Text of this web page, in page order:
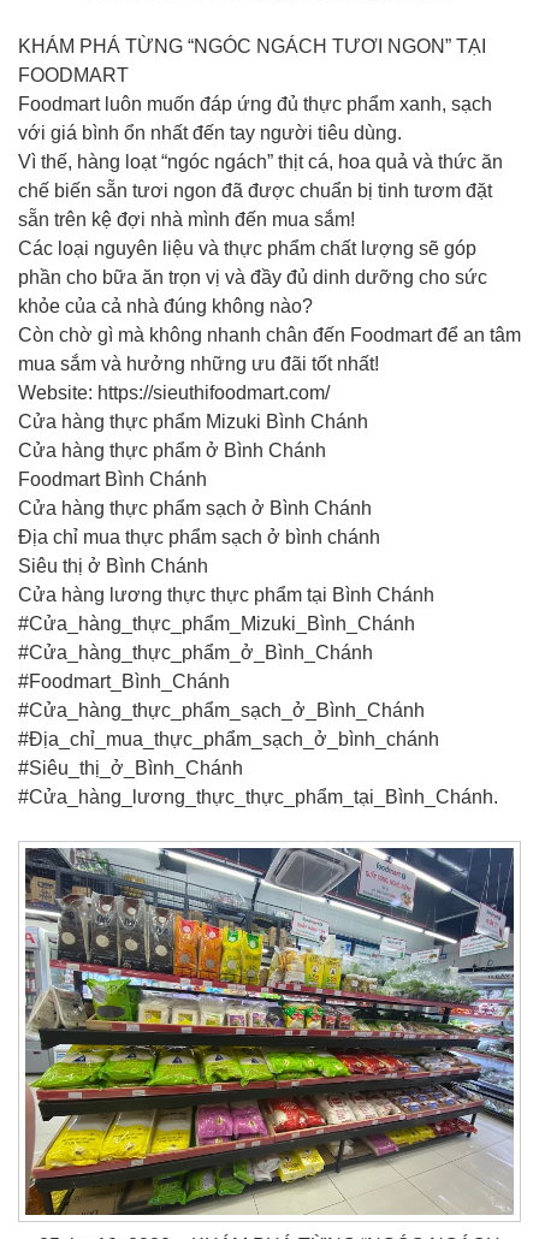
KHÁM PHÁ TỪNG “NGÓC NGÁCH TƯƠI NGON” TẠI
FOODMART
Foodmart luôn muốn đáp ứng đủ thực phẩm xanh, sạch
với giá bình ổn nhất đến tay người tiêu dùng.
Vì thế, hàng loạt “ngóc ngách” thịt cá, hoa quả và thức ăn
chế biến sẵn tươi ngon đã được chuẩn bị tinh tươm đặt
sẵn trên kệ đợi nhà mình đến mua sắm!
Các loại nguyên liệu và thực phẩm chất lượng sẽ góp
phần cho bữa ăn trọn vị và đầy đủ dinh dưỡng cho sức
khỏe của cả nhà đúng không nào?
Còn chờ gì mà không nhanh chân đến Foodmart để an tâm
mua sắm và hưởng những ưu đãi tốt nhất!
Website: https://sieuthifoodmart.com/
Cửa hàng thực phẩm Mizuki Bình Chánh
Cửa hàng thực phẩm ở Bình Chánh
Foodmart Bình Chánh
Cửa hàng thực phẩm sạch ở Bình Chánh
Địa chỉ mua thực phẩm sạch ở bình chánh
Siêu thị ở Bình Chánh
Cửa hàng lương thực thực phẩm tại Bình Chánh
#Cửa_hàng_thực_phẩm_Mizuki_Bình_Chánh
#Cửa_hàng_thực_phẩm_ở_Bình_Chánh
#Foodmart_Bình_Chánh
#Cửa_hàng_thực_phẩm_sạch_ở_Bình_Chánh
#Địa_chỉ_mua_thực_phẩm_sạch_ở_bình_chánh
#Siêu_thị_ở_Bình_Chánh
#Cửa_hàng_lương_thực_thực_phẩm_tại_Bình_Chánh.